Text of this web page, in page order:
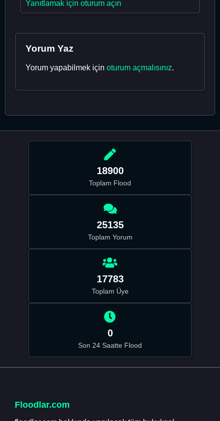
Yanıtlamak için oturum açın
Yorum Yaz
Yorum yapabilmek için oturum açmalısınız.
18900
Toplam Flood
25135
Toplam Yorum
17783
Toplam Üye
0
Son 24 Saatte Flood
Floodlar.com